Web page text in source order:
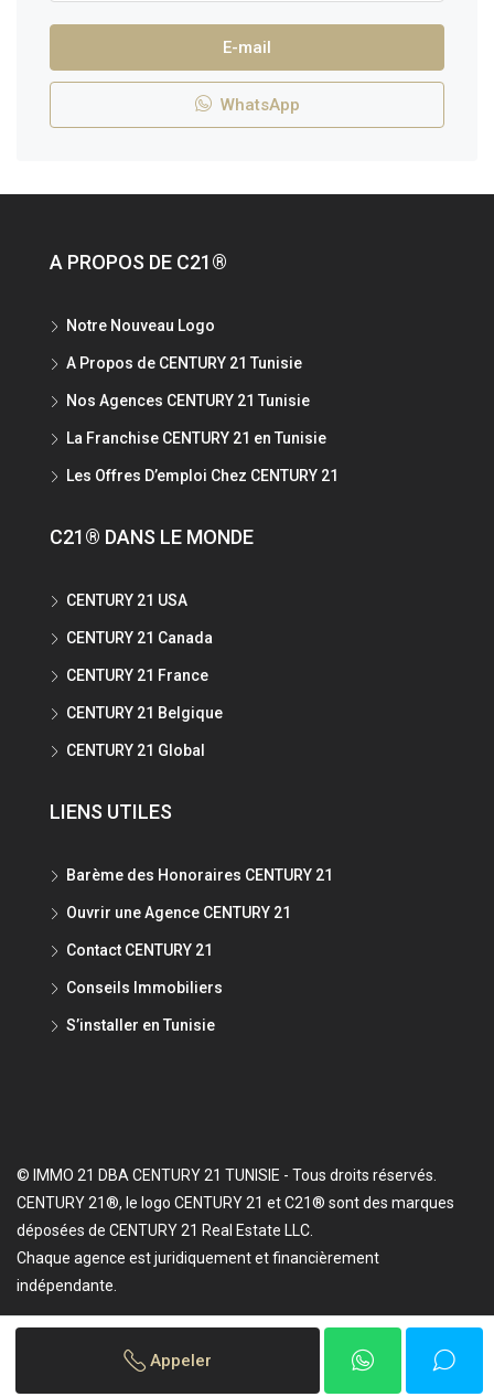
E-mail
WhatsApp
A PROPOS DE C21®
Notre Nouveau Logo
A Propos de CENTURY 21 Tunisie
Nos Agences CENTURY 21 Tunisie
La Franchise CENTURY 21 en Tunisie
Les Offres D’emploi Chez CENTURY 21
C21® DANS LE MONDE
CENTURY 21 USA
CENTURY 21 Canada
CENTURY 21 France
CENTURY 21 Belgique
CENTURY 21 Global
LIENS UTILES
Barème des Honoraires CENTURY 21
Ouvrir une Agence CENTURY 21
Contact CENTURY 21
Conseils Immobiliers
S’installer en Tunisie
© IMMO 21 DBA CENTURY 21 TUNISIE - Tous droits réservés.
CENTURY 21®, le logo CENTURY 21 et C21® sont des marques
déposées de CENTURY 21 Real Estate LLC.
Chaque agence est juridiquement et financièrement
indépendante.